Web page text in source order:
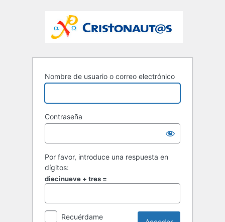
Nombre de usuario o correo electrónico
Contraseña
Por favor, introduce una respuesta en
dígitos:
diecinueve + tres =
Recuérdame